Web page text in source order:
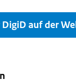
auf der